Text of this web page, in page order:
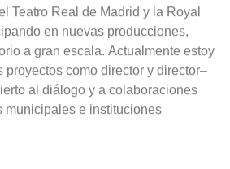
Teatro Real de Madrid y la Royal
en nuevas producciones,
a gran escala. Actualmente estoy
proyectos como director y director–
al diálogo y a colaboraciones
municipales e instituciones